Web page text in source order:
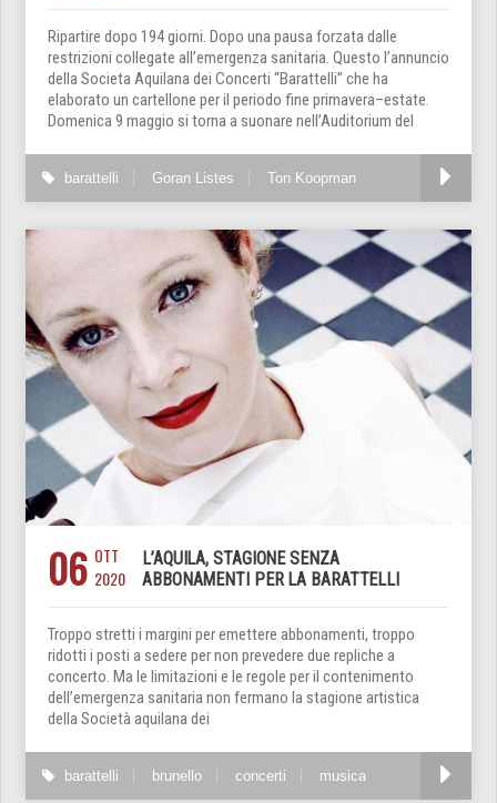
Ripartire dopo 194 giorni. Dopo una pausa forzata dalle
restrizioni collegate all’emergenza sanitaria. Questo l’annuncio
della Societa Aquilana dei Concerti “Barattelli” che ha
elaborato un cartellone per il periodo fine primavera–estate.
Domenica 9 maggio si torna a suonare nell’Auditorium del
barattelli Goran Listes Ton Koopman
06 OTT
2020
L’AQUILA, STAGIONE SENZA
ABBONAMENTI PER LA BARATTELLI
Troppo stretti i margini per emettere abbonamenti, troppo
ridotti i posti a sedere per non prevedere due repliche a
concerto. Ma le limitazioni e le regole per il contenimento
dell’emergenza sanitaria non fermano la stagione artistica
della Società aquilana dei
barattelli brunello concerti musica